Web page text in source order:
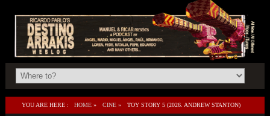
YOU ARE HERE : HOME » CINE » TOY STORY 5 (2026. ANDREW STANTON)